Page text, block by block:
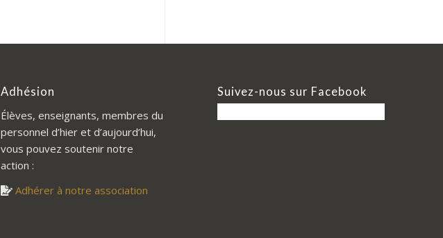
Adhésion
Élèves, enseignants, membres du
personnel d’hier et d’aujourd’hui,
vous pouvez soutenir notre
action :
Adhérer à notre association
Suivez-nous sur Facebook